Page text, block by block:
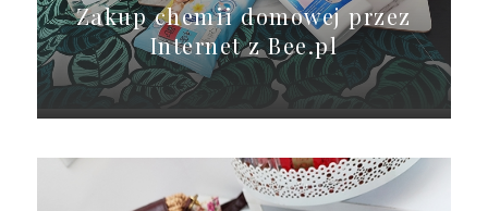
Zakup chemii domowej przez
Internet z Bee.pl